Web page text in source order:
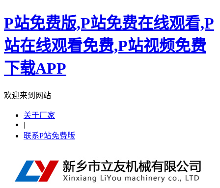
P站免费版,P站免费在线观看,P
站在线观看免费,P站视频免费
下载APP
欢迎来到网站
关于厂家
|
联系P站免费版